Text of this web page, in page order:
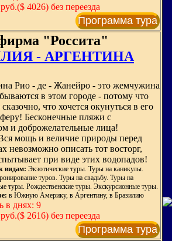
4026) без переезда
Программа тура
"Россита"
- АРГЕНТИНА
Рио - де - Жанейро - это жемчужина
в этом городе - потому что
сказочно, что хочется окунуться в его
Бесконечные пляжи с
и доброжелательные лица!
мощь и величие природы перед
невозможно описать тот восторг,
при виде этих водопадов!
видам: Экзотические туры. Туры на каникулы.
туров. Туры на свадьбу. Туры на
туры. Рождественские туры. Экскурсионные туры.
в Южную Америку, в Аргентину, в Бразилию
в днях: 9
2616) без переезда
Программа тура